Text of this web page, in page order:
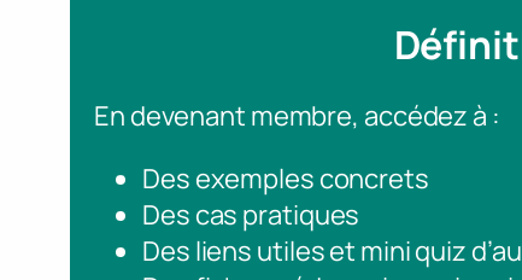
En devenant membre, accédez à :
Des exemples concrets
Des cas pratiques
Des liens utiles et mini quiz